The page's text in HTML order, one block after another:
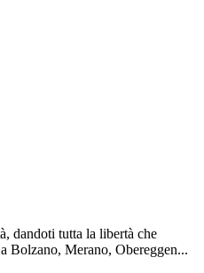
dandoti tutta la libertà che
Bolzano, Merano, Obereggen...